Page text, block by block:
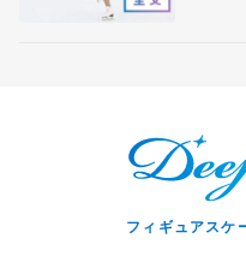
フィギュアスケ